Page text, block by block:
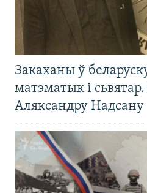
Закаханы ў
матэматык і
Аляксандру Надсану